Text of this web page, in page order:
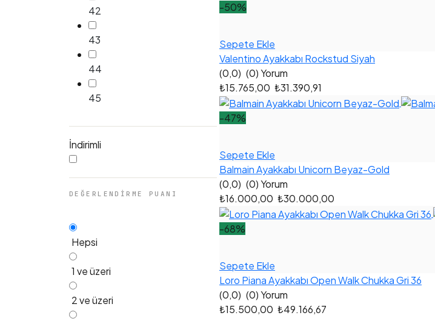
42
43
44
45
İndirimli
DEĞERLENDIRME PUANI
Hepsi
1 ve üzeri
2 ve üzeri
-50%
Sepete Ekle
Valentino Ayakkabı Rockstud Siyah
(0,0) (0) Yorum
₺15.765,00 ₺31.390,91
-47%
Sepete Ekle
Balmain Ayakkabı Unicorn Beyaz-Gold
(0,0) (0) Yorum
₺16.000,00 ₺30.000,00
-68%
Sepete Ekle
Loro Piana Ayakkabı Open Walk Chukka Gri 36
(0,0) (0) Yorum
₺15.500,00 ₺49.166,67